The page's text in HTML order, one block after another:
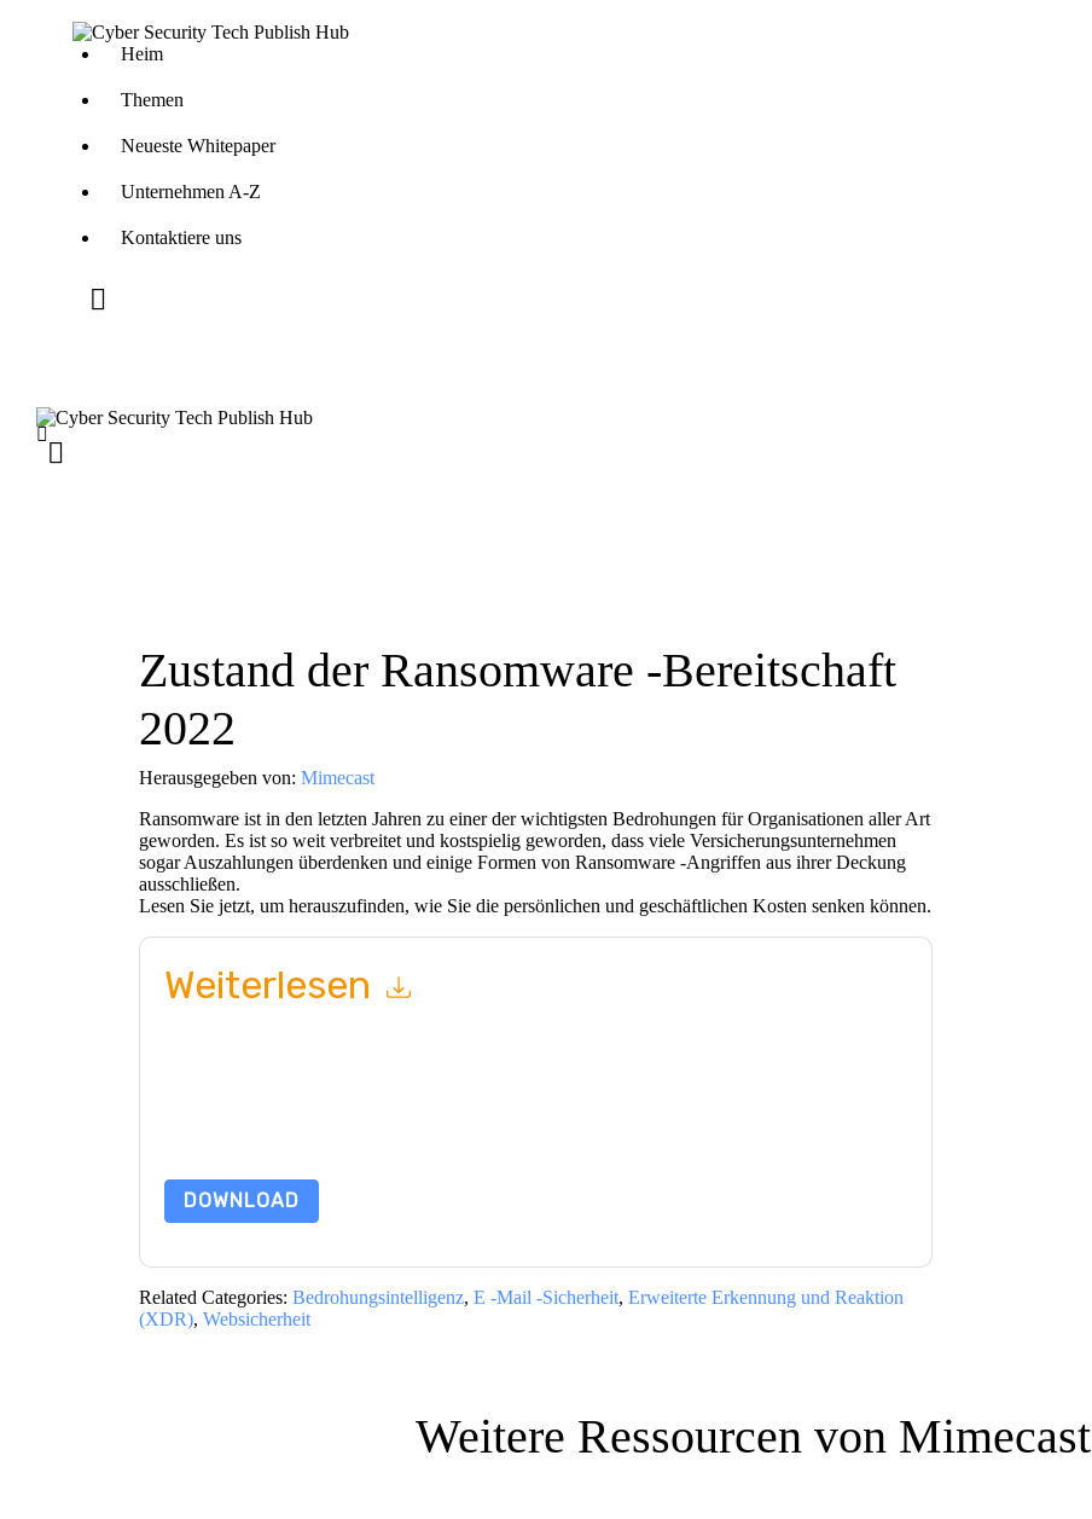
Heim
Themen
Neueste Whitepaper
Unternehmen A-Z
Kontaktiere uns
Zustand der Ransomware -Bereitschaft
2022
Herausgegeben von: Mimecast
Ransomware ist in den letzten Jahren zu einer der wichtigsten Bedrohungen für Organisationen aller Art
geworden. Es ist so weit verbreitet und kostspielig geworden, dass viele Versicherungsunternehmen
sogar Auszahlungen überdenken und einige Formen von Ransomware -Angriffen aus ihrer Deckung
ausschließen.
Lesen Sie jetzt, um herauszufinden, wie Sie die persönlichen und geschäftlichen Kosten senken können.
Weiterlesen
DOWNLOAD
Related Categories: Bedrohungsintelligenz, E -Mail -Sicherheit, Erweiterte Erkennung und Reaktion
(XDR), Websicherheit
Weitere Ressourcen von Mimecast